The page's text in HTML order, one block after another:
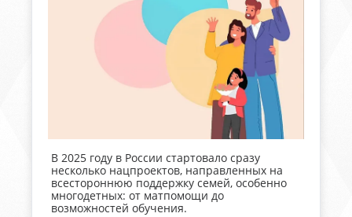
В 2025 году в России стартовало сразу
несколько нацпроектов, направленных на
всестороннюю поддержку семей, особенно
многодетных: от матпомощи до
возможностей обучения.